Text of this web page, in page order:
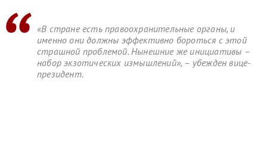
«В стране есть правоохранительные органы, и
именно они должны эффективно бороться с этой
страшной проблемой. Нынешние же инициативы –
набор экзотических измышлений», – убежден вице-
президент.